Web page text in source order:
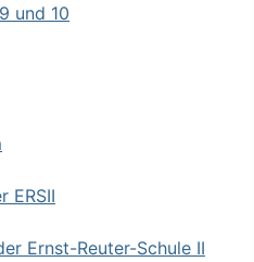
und 10
ERSII
Ernst-Reuter-Schule II